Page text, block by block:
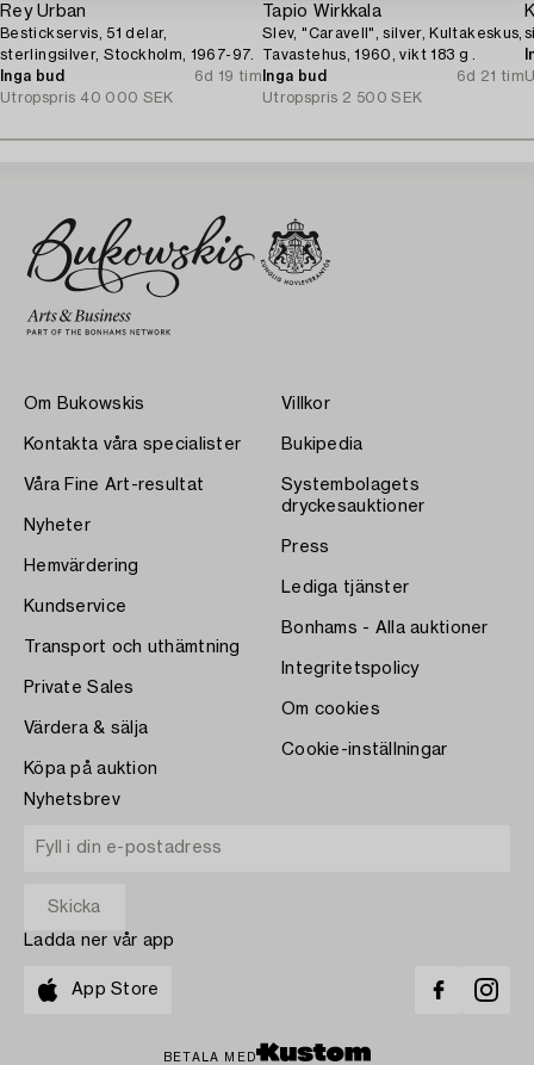
Rey Urban
Bestickservis, 51 delar,
sterlingsilver, Stockholm, 1967-97.
Inga bud
6d 19 tim
Utropspris 40 000 SEK
Tapio Wirkkala
Slev, "Caravell", silver, Kultakeskus,
Tavastehus, 1960, vikt 183 g .
Inga bud
6d 21 tim
Utropspris 2 500 SEK
Om Bukowskis
Kontakta våra specialister
Våra Fine Art-resultat
Nyheter
Hemvärdering
Kundservice
Transport och uthämtning
Private Sales
Värdera & sälja
Köpa på auktion
Villkor
Bukipedia
Systembolagets
dryckesauktioner
Press
Lediga tjänster
Bonhams - Alla auktioner
Integritetspolicy
Om cookies
Cookie-inställningar
Nyhetsbrev
Ladda ner vår app
App Store
BETALA MED